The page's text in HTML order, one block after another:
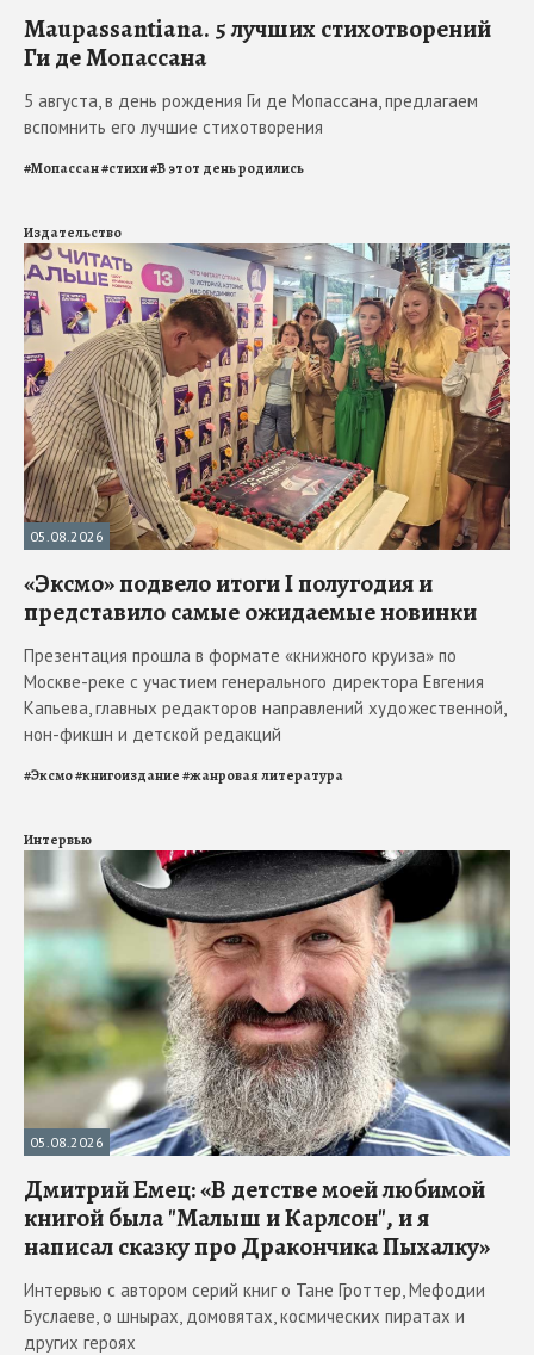
Maupassantiana. 5 лучших стихотворений
Ги де Мопассана
5 августа, в день рождения Ги де Мопассана, предлагаем
вспомнить его лучшие стихотворения
#Мопассан#стихи#В этот день родились
Издательство
05.08.2026
«Эксмо» подвело итоги I полугодия и
представило самые ожидаемые новинки
Презентация прошла в формате «книжного круиза» по
Москве-реке с участием генерального директора Евгения
Капьева, главных редакторов направлений художественной,
нон-фикшн и детской редакций
#Эксмо#книгоиздание#жанровая литература
Интервью
05.08.2026
Дмитрий Емец: «В детстве моей любимой
книгой была "Малыш и Карлсон", и я
написал сказку про Дракончика Пыхалку»
Интервью с автором серий книг о Тане Гроттер, Мефодии
Буслаеве, о шнырах, домовятах, космических пиратах и
других героях